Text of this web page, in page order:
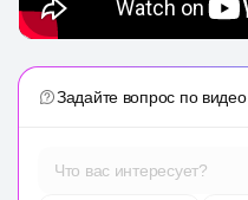
Задайте вопрос по видео
Что вас интересует?